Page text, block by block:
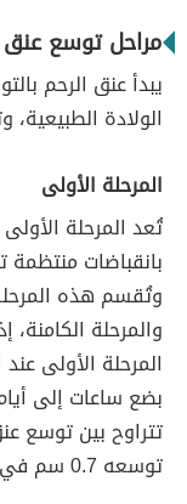
مراحل توسع
يبدأ عنق الرحم
الولادة
المرحلة الأولى
تُعد المرحلة
بانقباضات منتظمة
وتُقسم هذه
والمرحلة
المرحلة الأولى
بضع ساعات إلى
توسعه 0.7 سم في الساعة.